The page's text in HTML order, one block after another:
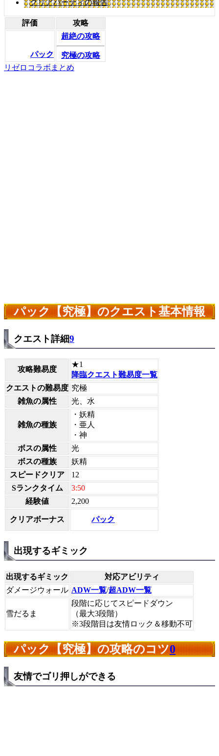
クリアパーティの報告
評価 攻略
パック
超絶の攻略
究極の攻略
リゼロコラボまとめ
パック【究極】のクエスト基本情報
クエスト詳細9
攻略難易度
★1
降臨クエスト難易度一覧
クエストの難易度 究極
雑魚の属性
光、水
雑魚の種族
・妖精
・亜人
・神
ボスの属性
光
ボスの種族
妖精
スピードクリア
12
Sランクタイム
3:50
経験値
2,200
クリアボーナス パック
出現するギミック
出現するギミック
対応アビリティ
ダメージウォール ADW一覧/超ADW一覧
雪だるま
段階に応じてスピードダウン
（最大3段階）
※3段階目は友情ロック＆移動不可
パック【究極】の攻略のコツ0
友情でゴリ押しができる